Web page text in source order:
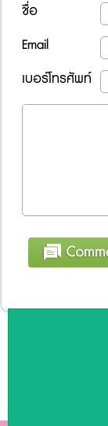
ชื่อ
Email
เบอร์โทรศัพท์